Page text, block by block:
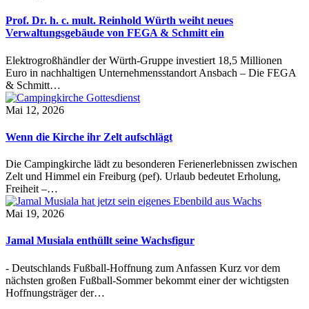
Prof. Dr. h. c. mult. Reinhold Würth weiht neues
Verwaltungsgebäude von FEGA & Schmitt ein
Elektrogroßhändler der Würth-Gruppe investiert 18,5 Millionen
Euro in nachhaltigen Unternehmensstandort Ansbach – Die FEGA
& Schmitt…
Mai 12, 2026
Wenn die Kirche ihr Zelt aufschlägt
Die Campingkirche lädt zu besonderen Ferienerlebnissen zwischen
Zelt und Himmel ein Freiburg (pef). Urlaub bedeutet Erholung,
Freiheit –…
Mai 19, 2026
Jamal Musiala enthüllt seine Wachsfigur
- Deutschlands Fußball-Hoffnung zum Anfassen Kurz vor dem
nächsten großen Fußball-Sommer bekommt einer der wichtigsten
Hoffnungsträger der…